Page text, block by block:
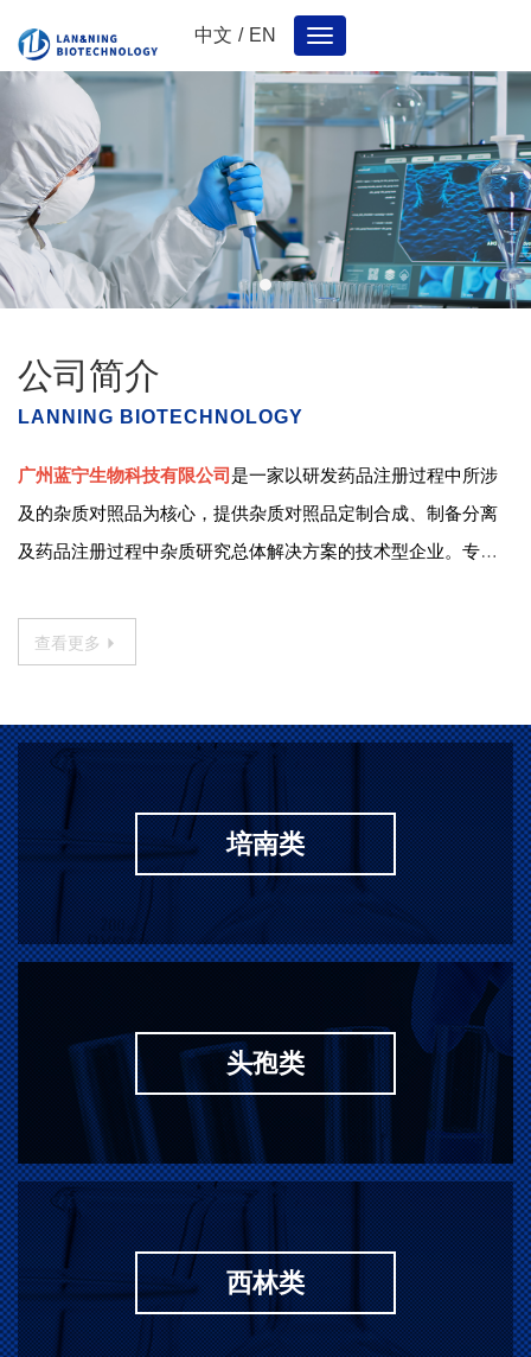
中文 / EN
Toggle
navigation
公司简介
LANNING BIOTECHNOLOGY
广州蓝宁生物科技有限公司是一家以研发药品注册过程中所涉
及的杂质对照品为核心，提供杂质对照品定制合成、制备分离
及药品注册过程中杂质研究总体解决方案的技术型企业。专业
外、红外。
查看更多
培南类
头孢类
西林类